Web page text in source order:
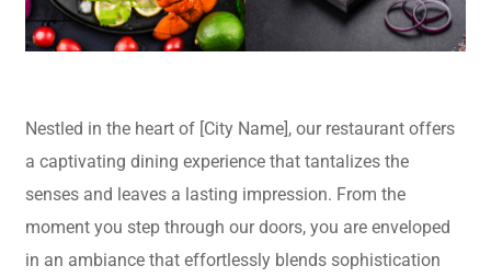
Nestled in the heart of [City Name], our restaurant offers
a captivating dining experience that tantalizes the
senses and leaves a lasting impression. From the
moment you step through our doors, you are enveloped
in an ambiance that effortlessly blends sophistication